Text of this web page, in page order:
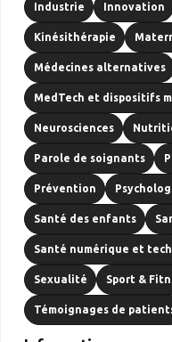
Industrie Innovation
Kinésithérapie
Médecines alternatives
MedTech et dispositifs
Neurosciences
Parole de soignants
Prévention
Santé des enfants
Santé numérique et
Sexualité Sport &
Témoignages de